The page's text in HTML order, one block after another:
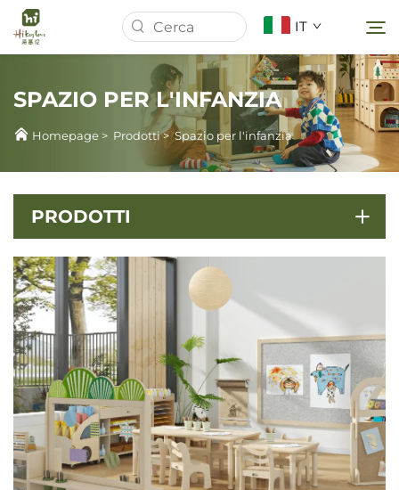
IT
Chi Siamo
Prodotti
Notizie
Casi
Scarica
Contattaci
SPAZIO PER L'INFANZIA
Homepage > Prodotti>Spazio per l'infanzia
PRODOTTI